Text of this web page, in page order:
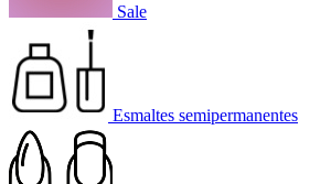
Sale
Esmaltes semipermanentes